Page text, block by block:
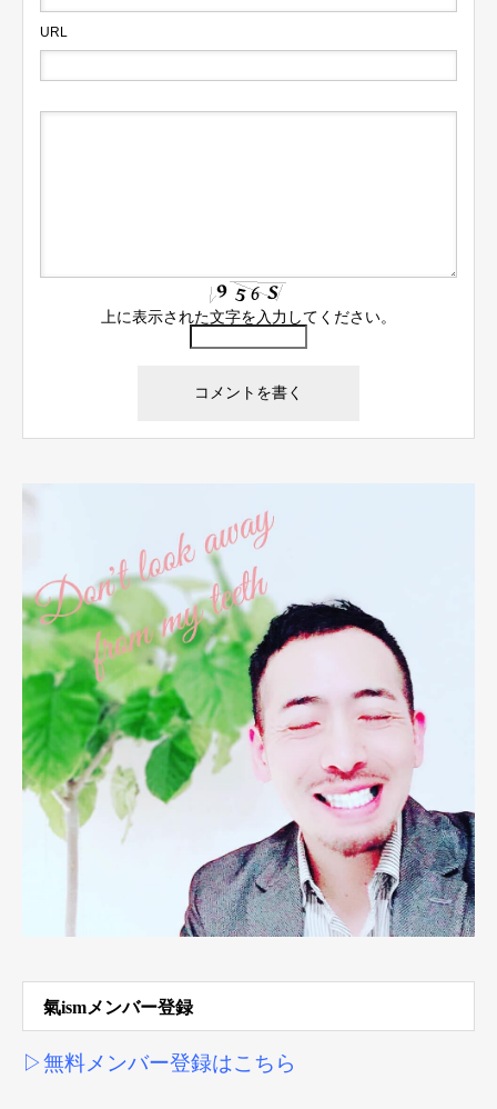
URL
上に表示された文字を入力してください。
氣ismメンバー登録
▷無料メンバー登録はこちら